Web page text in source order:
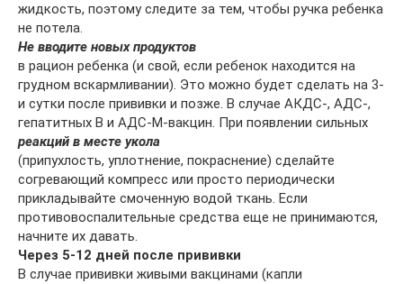
жидкость, поэтому следите за тем, чтобы ручка ребенка
не потела.
Не вводите новых продуктов
в рацион ребенка (и свой, если ребенок находится на
грудном вскармливании). Это можно будет сделать на 3-
и сутки после прививки и позже. В случае АКДС-, АДС-,
гепатитных В и АДС-М-вакцин. При появлении сильных
реакций в месте укола
(припухлость, уплотнение, покраснение) сделайте
согревающий компресс или просто периодически
прикладывайте смоченную водой ткань. Если
противовоспалительные средства еще не принимаются,
начните их давать.
Через 5-12 дней после прививки
В случае прививки живыми вакцинами (капли